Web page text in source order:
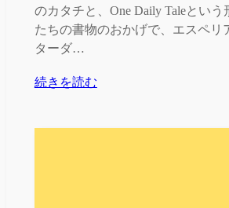
のカタチと、One Daily Taleとい
たちの書物のおかげで、エスペリ
ターダ…
続きを読む